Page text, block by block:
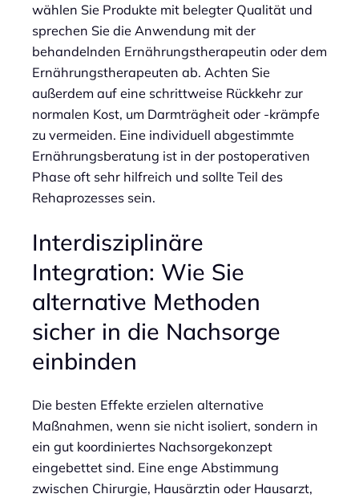
wählen Sie Produkte mit belegter Qualität und
sprechen Sie die Anwendung mit der
behandelnden Ernährungstherapeutin oder dem
Ernährungstherapeuten ab. Achten Sie
außerdem auf eine schrittweise Rückkehr zur
normalen Kost, um Darmträgheit oder -krämpfe
zu vermeiden. Eine individuell abgestimmte
Ernährungsberatung ist in der postoperativen
Phase oft sehr hilfreich und sollte Teil des
Rehaprozesses sein.
Interdisziplinäre
Integration: Wie Sie
alternative Methoden
sicher in die Nachsorge
einbinden
Die besten Effekte erzielen alternative
Maßnahmen, wenn sie nicht isoliert, sondern in
ein gut koordiniertes Nachsorgekonzept
eingebettet sind. Eine enge Abstimmung
zwischen Chirurgie, Hausärztin oder Hausarzt,